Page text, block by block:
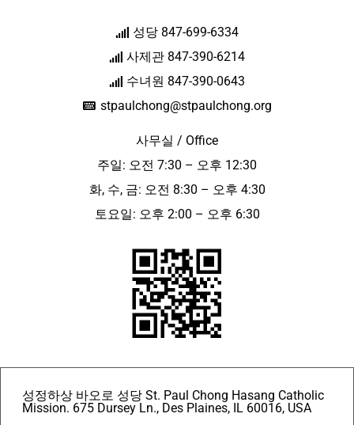
성당 847-699-6334
사제관 847-390-6214
수녀원 847-390-0643
stpaulchong@stpaulchong.org
사무실 / Office
주일: 오전 7:30 – 오후 12:30
화, 수, 금: 오전 8:30 – 오후 4:30
토요일: 오후 2:00 – 오후 6:30
성정하상 바오로 성당 St. Paul Chong Hasang Catholic
Mission. 675 Dursey Ln., Des Plaines, IL 60016, USA